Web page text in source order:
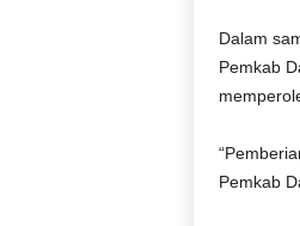
Dalam
Pemkab
Pemkab